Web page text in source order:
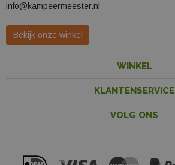
info@kampeermeester.nl
Bekijk onze winkel
WINKEL
KLANTENSERVICE
VOLG ONS